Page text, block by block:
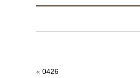
« 0426